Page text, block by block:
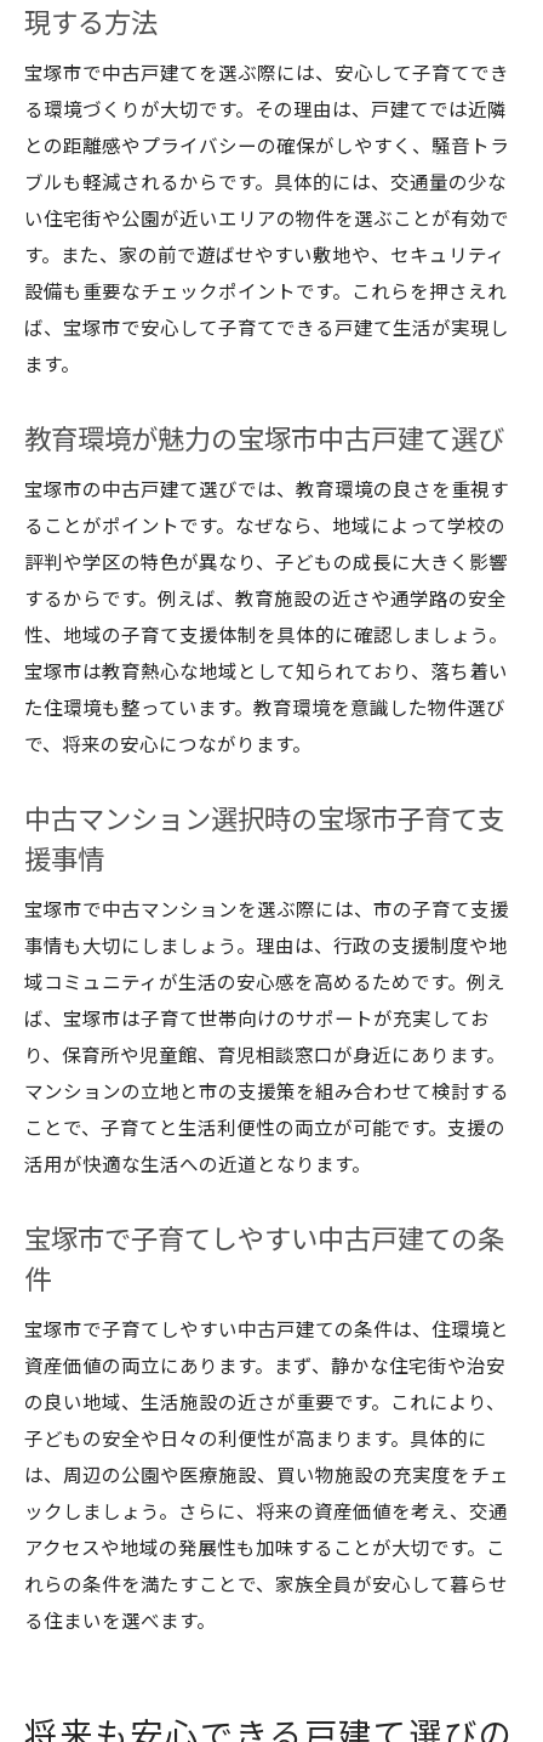
現する方法
宝塚市で中古戸建てを選ぶ際には、安心して子育てでき
る環境づくりが大切です。その理由は、戸建てでは近隣
との距離感やプライバシーの確保がしやすく、騒音トラ
ブルも軽減されるからです。具体的には、交通量の少な
い住宅街や公園が近いエリアの物件を選ぶことが有効で
す。また、家の前で遊ばせやすい敷地や、セキュリティ
設備も重要なチェックポイントです。これらを押さえれ
ば、宝塚市で安心して子育てできる戸建て生活が実現し
ます。
教育環境が魅力の宝塚市中古戸建て選び
宝塚市の中古戸建て選びでは、教育環境の良さを重視す
ることがポイントです。なぜなら、地域によって学校の
評判や学区の特色が異なり、子どもの成長に大きく影響
するからです。例えば、教育施設の近さや通学路の安全
性、地域の子育て支援体制を具体的に確認しましょう。
宝塚市は教育熱心な地域として知られており、落ち着い
た住環境も整っています。教育環境を意識した物件選び
で、将来の安心につながります。
中古マンション選択時の宝塚市子育て支
援事情
宝塚市で中古マンションを選ぶ際には、市の子育て支援
事情も大切にしましょう。理由は、行政の支援制度や地
域コミュニティが生活の安心感を高めるためです。例え
ば、宝塚市は子育て世帯向けのサポートが充実してお
り、保育所や児童館、育児相談窓口が身近にあります。
マンションの立地と市の支援策を組み合わせて検討する
ことで、子育てと生活利便性の両立が可能です。支援の
活用が快適な生活への近道となります。
宝塚市で子育てしやすい中古戸建ての条
件
宝塚市で子育てしやすい中古戸建ての条件は、住環境と
資産価値の両立にあります。まず、静かな住宅街や治安
の良い地域、生活施設の近さが重要です。これにより、
子どもの安全や日々の利便性が高まります。具体的に
は、周辺の公園や医療施設、買い物施設の充実度をチェ
ックしましょう。さらに、将来の資産価値を考え、交通
アクセスや地域の発展性も加味することが大切です。こ
れらの条件を満たすことで、家族全員が安心して暮らせ
る住まいを選べます。